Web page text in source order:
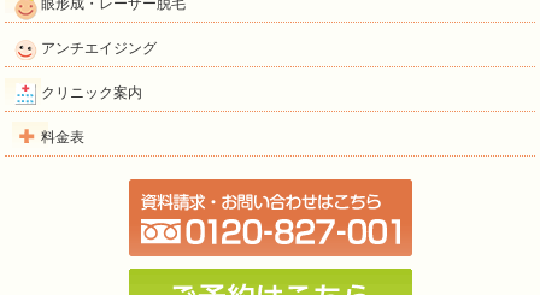
アンチエイジング
クリニック案内
料金表